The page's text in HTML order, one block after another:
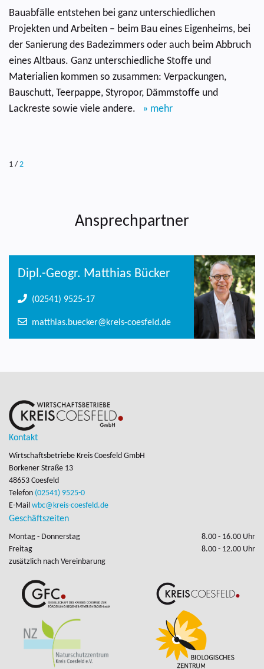
Bauabfälle entstehen bei ganz unterschiedlichen
Projekten und Arbeiten – beim Bau eines Eigenheims, bei
der Sanierung des Badezimmers oder auch beim Abbruch
eines Altbaus. Ganz unterschiedliche Stoffe und
Materialien kommen so zusammen: Verpackungen,
Bauschutt, Teerpappe, Styropor, Dämmstoffe und
Lackreste sowie viele andere.
» mehr
1 / 2
Ansprechpartner
Dipl.-Geogr. Matthias Bücker
(02541) 9525-17
matthias.buecker@kreis-coesfeld.de
Kontakt
Wirtschaftsbetriebe Kreis Coesfeld GmbH
Borkener Straße 13
48653 Coesfeld
Telefon (02541) 9525-0
E-Mail wbc@kreis-coesfeld.de
Geschäftszeiten
Montag - Donnerstag
8.00 - 16.00 Uhr
Freitag
8.00 - 12.00 Uhr
zusätzlich nach Vereinbarung